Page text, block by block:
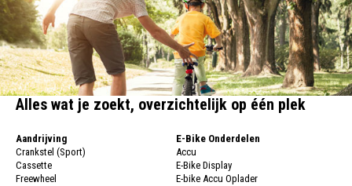
Alles wat je zoekt, overzichtelijk op één plek
Aandrijving
Crankstel (Sport)
Cassette
Freewheel
E-Bike Onderdelen
Accu
E-Bike Display
E-bike Accu Oplader